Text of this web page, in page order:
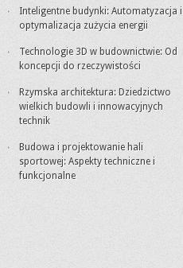
Inteligentne budynki: Automatyzacja i
optymalizacja zużycia energii
Technologie 3D w budownictwie: Od
koncepcji do rzeczywistości
Rzymska architektura: Dziedzictwo
wielkich budowli i innowacyjnych
technik
Budowa i projektowanie hali
sportowej: Aspekty techniczne i
funkcjonalne